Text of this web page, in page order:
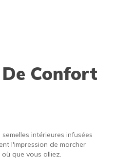
Confort
intérieures infusées
l'impression de marcher
que vous alliez.